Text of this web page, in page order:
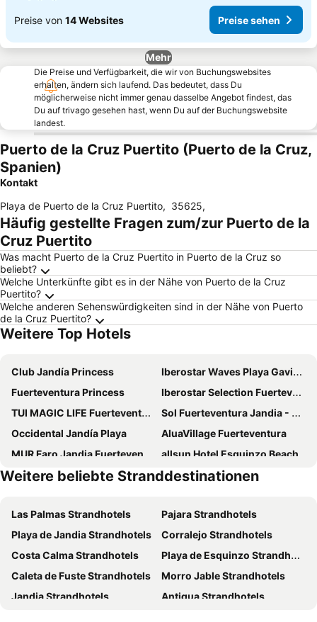
Preise von 14 Websites Preise sehen
Mehr
Die Preise und Verfügbarkeit, die wir von Buchungswebsites
erhalten, ändern sich laufend. Das bedeutet, dass Du
möglicherweise nicht immer genau dasselbe Angebot findest, das
Du auf trivago gesehen hast, wenn Du auf der Buchungswebsite
landest.
Puerto de la Cruz Puertito (Puerto de la Cruz,
Spanien)
Kontakt
Playa de Puerto de la Cruz Puertito, 35625,
Häufig gestellte Fragen zum/zur Puerto de la
Cruz Puertito
Was macht Puerto de la Cruz Puertito in Puerto de la Cruz so
beliebt?
Welche Unterkünfte gibt es in der Nähe von Puerto de la Cruz
Puertito?
Welche anderen Sehenswürdigkeiten sind in der Nähe von Puerto
de la Cruz Puertito?
Weitere Top Hotels
Club Jandía Princess
Iberostar Waves Playa Gaviotas
Fuerteventura Princess
Iberostar Selection Fuerteventura Palace
TUI MAGIC LIFE Fuerteventura
Sol Fuerteventura Jandia - All Suites
Occidental Jandía Playa
AluaVillage Fuerteventura
MUR Faro Jandia Fuerteventura & Spa
allsun Hotel Esquinzo Beach
Occidental Jandia Mar
Iberostar Waves Gaviotas Park
Hotel Riu Palace Calypso
Hotel Riu Palace Jandia
Hotel LIVVO Jandía Golf
SBH Maxorata Resort
XQ El Palacete
FERGUS Cactus Garden
Servatur Alameda de Jandía
Esencia de Fuerteventura by Princess
Hotel Villas Altamarena
Apartamentos Igramar MorroJable - Adults Only
Weitere beliebte Stranddestinationen
Las Palmas Strandhotels
Pajara Strandhotels
Playa de Jandia Strandhotels
Corralejo Strandhotels
Costa Calma Strandhotels
Playa de Esquinzo Strandhotels
Caleta de Fuste Strandhotels
Morro Jable Strandhotels
Jandia Strandhotels
Antigua Strandhotels